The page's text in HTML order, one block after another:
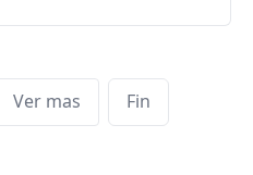
Ver mas Fin